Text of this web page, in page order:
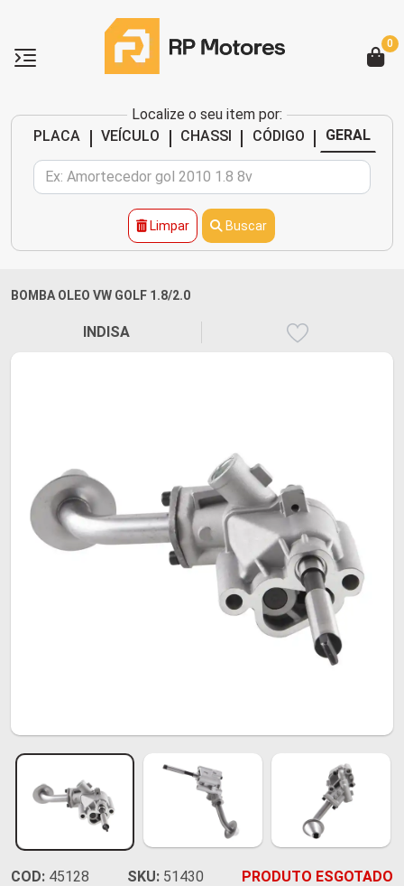
Localize o seu item por:
PLACA
| VEÍCULO | CHASSI | CÓDIGO | GERAL
Limpar Buscar
0
BOMBA OLEO VW GOLF 1.8/2.0
INDISA
COD: 45128 SKU: 51430 PRODUTO ESGOTADO